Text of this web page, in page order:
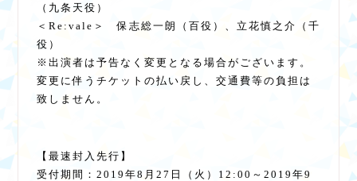
（九条天役）
＜Re:vale＞ 保志総一朗（百役）、立花慎之介（千
役）
※出演者は予告なく変更となる場合がございます。
変更に伴うチケットの払い戻し、交通費等の負担は
致しません。
【最速封入先行】
受付期間：2019年8月27日（火）12:00～2019年9